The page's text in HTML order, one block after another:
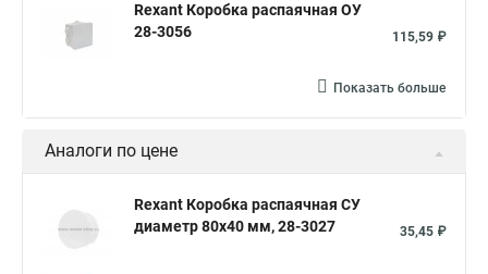
Коробка распределительная 100х100х50
Коробка 100х100х50 ip54 Коробка 100х100х50 ip55
Коробка распределительная 100х100х50
Rexant Коробка распаячная ОУ
28-3056
115,59 ₽
Показать больше
Аналоги по цене
Rexant Коробка распаячная СУ
диаметр 80х40 мм, 28-3027
35,45 ₽